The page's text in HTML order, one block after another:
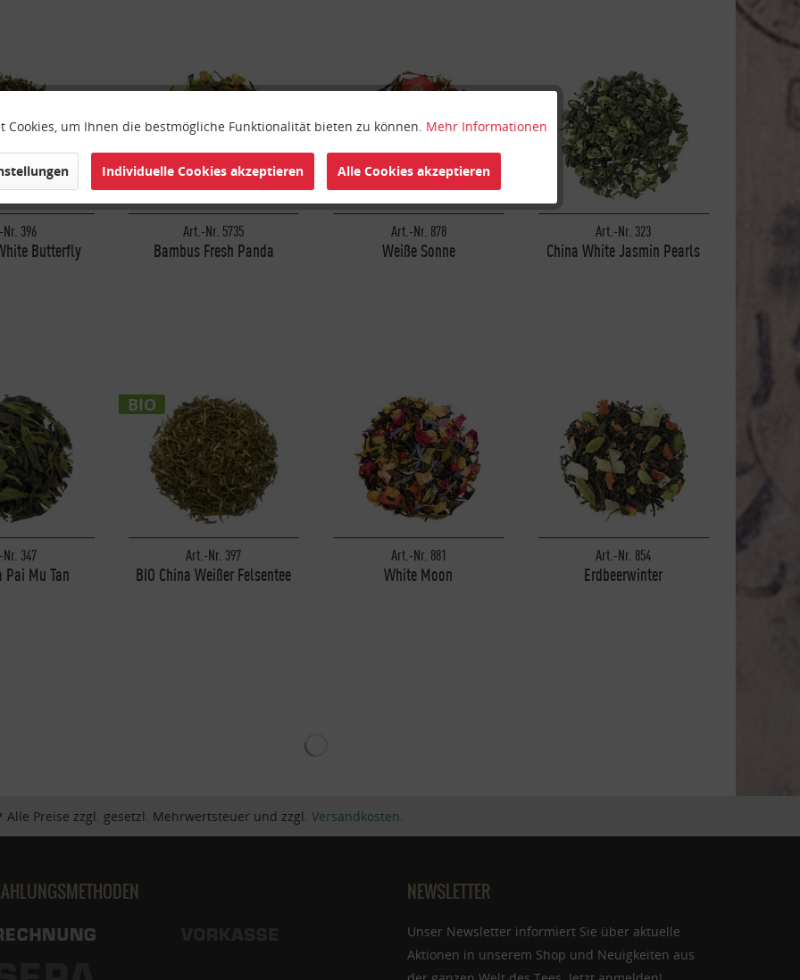
396
Butterfly
Art.-Nr. 5735
Bambus Fresh Panda
Art.-Nr. 878
Weiße Sonne
Art.-Nr. 323
China White Jasmin Pearls
347
Pai Mu Tan
BIO
Art.-Nr. 397
BIO China Weißer Felsentee
Art.-Nr. 881
White Moon
Art.-Nr. 854
Erdbeerwinter
Alle Preise zzgl. gesetzl. Mehrwertsteuer und zzgl. Versandkosten.
NEWSLETTER
Unser Newsletter informiert Sie über aktuelle
Aktionen in unserem Shop und Neuigkeiten aus
Aktiv
Inaktiv
Inaktiv
Cookies, um Ihnen die bestmögliche Funktionalität bieten zu können. Mehr Informationen
Individuelle Cookies akzeptieren Alle Cookies akzeptieren